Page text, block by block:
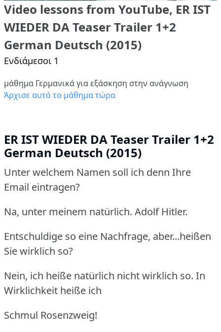
Video lessons from YouTube, ER IST
WIEDER DA Teaser Trailer 1+2
German Deutsch (2015)
Ενδιάμεσοι 1
μάθημα Γερμανικά για εξάσκηση στην ανάγνωση
Άρχισε αυτό το μάθημα τώρα
ER IST WIEDER DA Teaser Trailer 1+2
German Deutsch (2015)
Unter welchem Namen soll ich denn Ihre
Email eintragen?
Na, unter meinem natürlich. Adolf Hitler.
Entschuldige so eine Nachfrage, aber...heißen
Sie wirklich so?
Nein, ich heiße natürlich nicht wirklich so. In
Wirklichkeit heiße ich
Schmul Rosenzweig!